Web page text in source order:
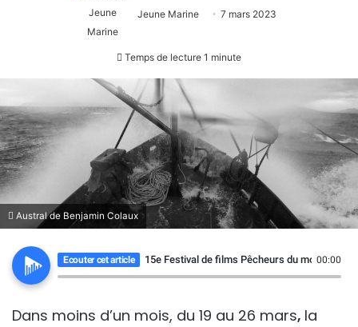
Jeune Marine 7 mars 2023
Temps de lecture 1 minute
Austral de Benjamin Colaux
Ecouter cet article 15e Festival de films Pêcheurs du monde
00:00
Dans moins d’un mois, du 19 au 26 mars, la